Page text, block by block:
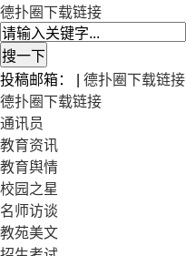
德扑圈下载链接
投稿邮箱： | 德扑圈下载链接
德扑圈下载链接
通讯员
教育资讯
教育舆情
校园之星
名师访谈
教苑美文